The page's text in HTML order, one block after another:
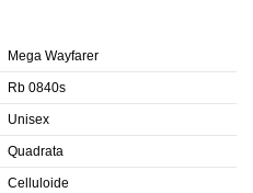
Mega Wayfarer
Rb 0840s
Unisex
Quadrata
Celluloide